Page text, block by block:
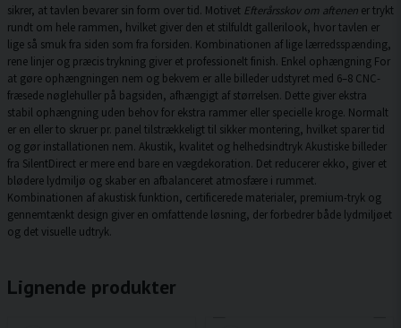
sikrer, at tavlen bevarer sin form over tid. Motivet Efterårsskov om aftenen er trykt
rundt om hele rammen, hvilket giver den et stilfuldt gallerilook, hvor tavlen er
lige så smuk fra siden som fra forsiden. Kombinationen af lige lærredsspænding,
rene linjer og præcis trykning giver et professionelt finish. Enkel ophængning For
at gøre ophængningen nem og bekvem er alle billeder udstyret med 6–8 CNC-
fræsede nøglehuller på bagsiden, afhængigt af størrelsen. Dette giver ekstra
stabil ophængning uden behov for ekstra rammer eller specielle kroge. Normalt
er en eller to skruer pr. panel tilstrækkeligt til sikker montering, hvilket sparer tid
og gør installationen nem. Akustik, kvalitet og helhedsindtryk Akustiske billeder
fra SilentDirect er mere end bare en vægdekoration. Det reducerer ekko, giver et
blødere lydmiljø og skaber en afbalanceret atmosfære i rummet.
Kombinationen af akustisk funktion, certificerede materialer, premium-tryk og
gennemtænkt design giver en omfattende løsning, der forbedrer både lydmiljøet
og det visuelle udtryk.
Lignende produkter